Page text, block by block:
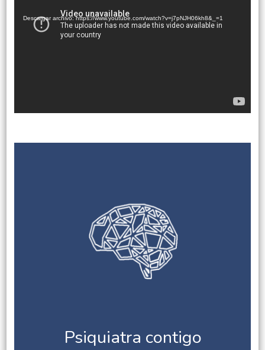
vídeo
Descargar archivo: https://www.youtube.com/watch?v=j7pNJH06kh8&_=1
Psiquiatra contigo